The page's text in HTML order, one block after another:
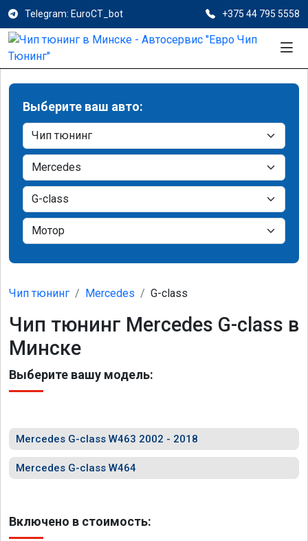
Telegram: EuroCT_bot +375 44 795 5558
Выберите ваш авто:
Чип тюнинг Mercedes G-class
Чип тюнинг Mercedes G-class в
Минске
Выберите вашу модель:
Mercedes G-class W463 2002 - 2018
Mercedes G-class W464
Включено в стоимость: